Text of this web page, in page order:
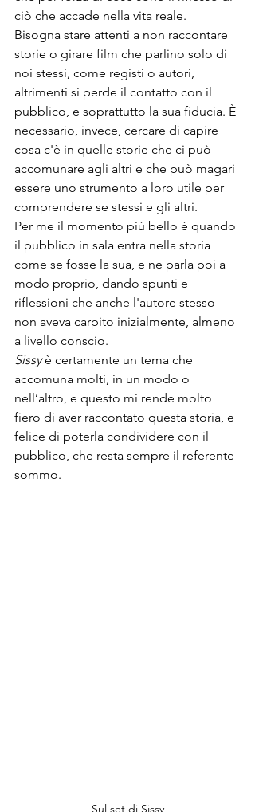
ciò che accade nella vita reale.
Bisogna stare attenti a non raccontare
storie o girare film che parlino solo di
noi stessi, come registi o autori,
altrimenti si perde il contatto con il
pubblico, e soprattutto la sua fiducia. È
necessario, invece, cercare di capire
cosa c'è in quelle storie che ci può
accomunare agli altri e che può magari
essere uno strumento a loro utile per
comprendere se stessi e gli altri.
Per me il momento più bello è quando
il pubblico in sala entra nella storia
come se fosse la sua, e ne parla poi a
modo proprio, dando spunti e
riflessioni che anche l'autore stesso
non aveva carpito inizialmente, almeno
Sissy è certamente un tema che
accomuna molti, in un modo o
nell’altro, e questo mi rende molto
fiero di aver raccontato questa storia, e
felice di poterla condividere con il
pubblico, che resta sempre il referente
sommo.
Sul set di Sissy